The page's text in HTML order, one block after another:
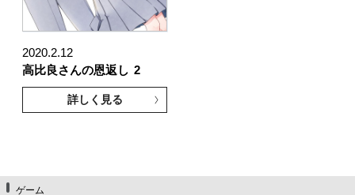
2020.2.12
高比良さんの恩返し 2
詳しく見る
ゲーム